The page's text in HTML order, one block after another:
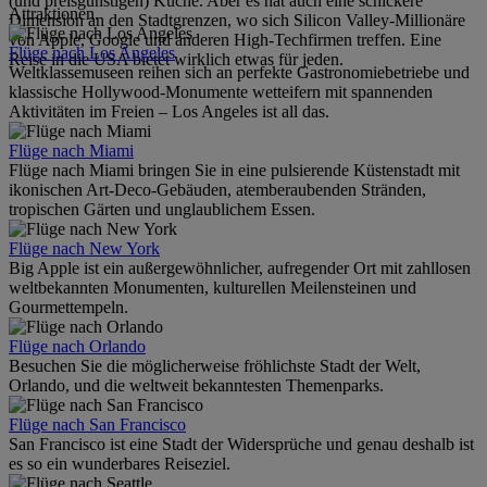
Dimension an den Stadtgrenzen, wo sich Silicon Valley-Millionäre
von Apple, Google und anderen High-Techfirmen treffen. Eine
Reise in die USA bietet wirklich etwas für jeden.
Attraktionen.
Flüge nach Los Angeles
Weltklassemuseen reihen sich an perfekte Gastronomiebetriebe und
klassische Hollywood-Monumente wetteifern mit spannenden
Aktivitäten im Freien – Los Angeles ist all das.
Flüge nach Miami
Flüge nach Miami bringen Sie in eine pulsierende Küstenstadt mit
ikonischen Art-Deco-Gebäuden, atemberaubenden Stränden,
tropischen Gärten und unglaublichem Essen.
Flüge nach New York
Big Apple ist ein außergewöhnlicher, aufregender Ort mit zahllosen
weltbekannten Monumenten, kulturellen Meilensteinen und
Gourmettempeln.
Flüge nach Orlando
Besuchen Sie die möglicherweise fröhlichste Stadt der Welt,
Orlando, und die weltweit bekanntesten Themenparks.
Flüge nach San Francisco
San Francisco ist eine Stadt der Widersprüche und genau deshalb ist
es so ein wunderbares Reiseziel.